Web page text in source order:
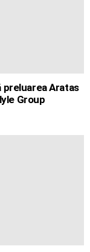
Aratas
Group